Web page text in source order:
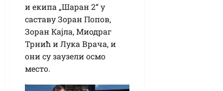
и екипа „Шаран 2“ у
саставу Зоран Попов,
Зоран Кајла, Миодраг
Трнић и Лука Врача, и
они су заузели осмо
место.